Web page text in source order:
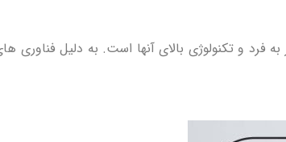
فرد و تکنولوژی بالای آنها است. به دلیل فناوری